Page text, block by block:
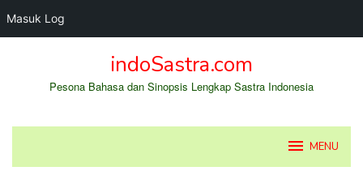
Masuk Log
indoSastra.com
Pesona Bahasa dan Sinopsis Lengkap Sastra Indonesia
MENU